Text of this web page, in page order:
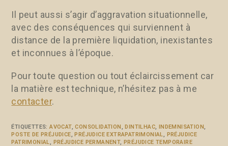
Il peut aussi s’agir d’aggravation situationnelle,
avec des conséquences qui surviennent à
distance de la première liquidation, inexistantes
et inconnues à l’époque.
Pour toute question ou tout éclaircissement car
la matière est technique, n’hésitez pas à me
contacter.
ÉTIQUETTES:AVOCAT, CONSOLIDATION, DINTILHAC, INDEMNISATION,
POSTE DE PRÉJUDICE, PRÉJUDICE EXTRAPATRIMONIAL, PRÉJUDICE
PATRIMONIAL, PRÉJUDICE PERMANENT, PRÉJUDICE TEMPORAIRE